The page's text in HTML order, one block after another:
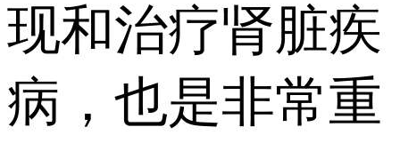
现和治疗肾脏疾
病，也是非常重